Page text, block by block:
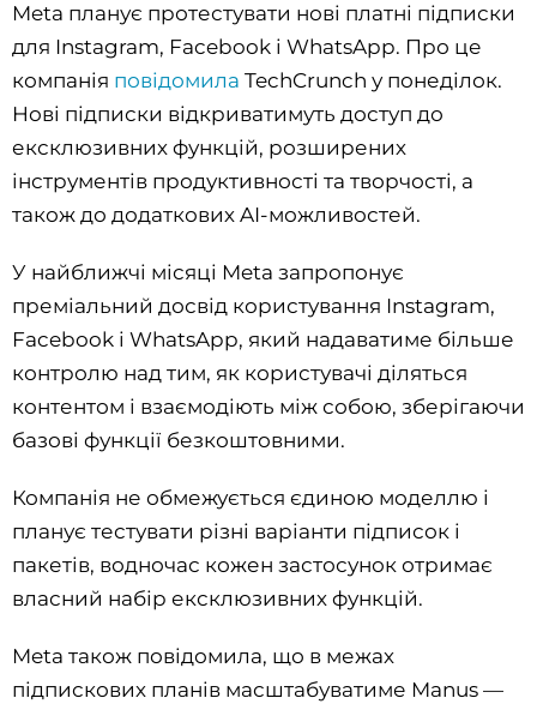
Meta планує протестувати нові платні підписки
для Instagram, Facebook і WhatsApp. Про це
компанія повідомила TechCrunch у понеділок.
Нові підписки відкриватимуть доступ до
ексклюзивних функцій, розширених
інструментів продуктивності та творчості, а
також до додаткових AI-можливостей.
У найближчі місяці Meta запропонує
преміальний досвід користування Instagram,
Facebook і WhatsApp, який надаватиме більше
контролю над тим, як користувачі діляться
контентом і взаємодіють між собою, зберігаючи
базові функції безкоштовними.
Компанія не обмежується єдиною моделлю і
планує тестувати різні варіанти підписок і
пакетів, водночас кожен застосунок отримає
власний набір ексклюзивних функцій.
Meta також повідомила, що в межах
підпискових планів масштабуватиме Manus —